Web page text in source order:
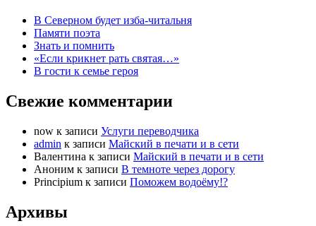
В Северном будет изба-читальня
Памяти поэта
Знать и помнить
«Если крикнет рать святая…»
В гости к семье героя
Свежие комментарии
now к записи Услуги переводчика
admin к записи Майский в печати и в сети
Валентина к записи Майский в печати и в сети
Аноним к записи В темноте через дорогу
Principium к записи Поможем водоёму!?
Архивы